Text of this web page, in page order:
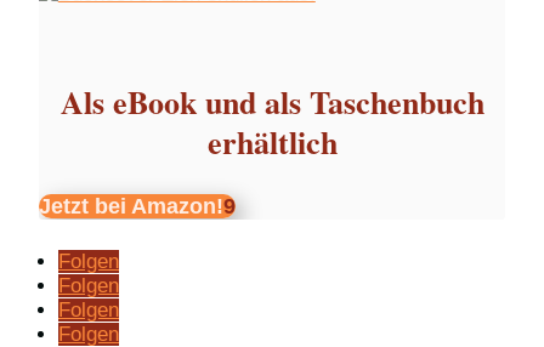
Als eBook und als Taschenbuch
erhältlich
Jetzt bei Amazon!
Folgen
Folgen
Folgen
Folgen